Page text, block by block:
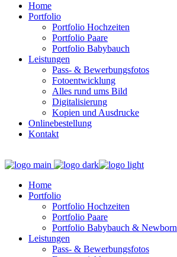
Home
Portfolio
Portfolio Hochzeiten
Portfolio Paare
Portfolio Babybauch
Leistungen
Pass- & Bewerbungsfotos
Fotoentwicklung
Alles rund ums Bild
Digitalisierung
Kopien und Ausdrucke
Onlinebestellung
Kontakt
Home
Portfolio
Portfolio Hochzeiten
Portfolio Paare
Portfolio Babybauch & Newborn
Leistungen
Pass- & Bewerbungsfotos